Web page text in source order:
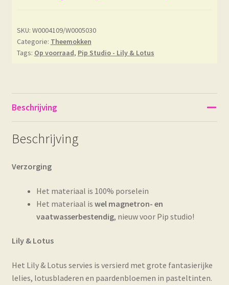
SKU: W0004109/W0005030
Categorie: Theemokken
Tags: Op voorraad, Pip Studio - Lily & Lotus
Beschrijving
Beschrijving
Verzorging
Het materiaal is 100% porselein
Het materiaal is wel magnetron- en
vaatwasserbestendig, nieuw voor Pip studio!
Lily & Lotus
Het Lily & Lotus servies is versierd met grote fantasierijke
lelies, lotusbladeren en paardenbloemen in pasteltinten.